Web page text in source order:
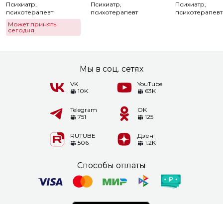
Психиатр,
психотерапевт
Может принять
сегодня
Психиатр,
психотерапевт
Психиатр,
психотерапевт
Мы в соц. сетях
VK
10K
YouTube
63K
Telegram
751
OK
125
RUTUBE
506
Дзен
1.2K
Способы оплаты